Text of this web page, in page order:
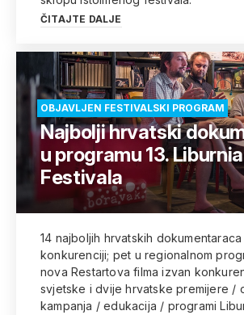
ČITAJTE DALJE
OBJAVLJEN FESTIVALSKI PROGRAM
Najbolji hrvatski
u programu 13.
Festivala
14 najboljih hrvatskih dokumentaraca
konkurenciji; pet u regionalnom
nova Restartova filma izvan
svjetske i dvije hrvatske premijere /
kampanja / edukacija / programi